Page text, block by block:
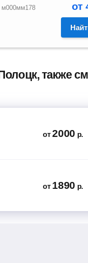
от
также
от 2000 р.
от 1890 р.